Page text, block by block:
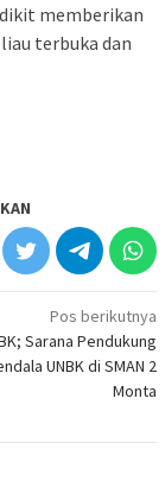
memberikan
terbuka dan
Pos berikutnya
Sarana Pendukung
UNBK di SMAN 2
Monta